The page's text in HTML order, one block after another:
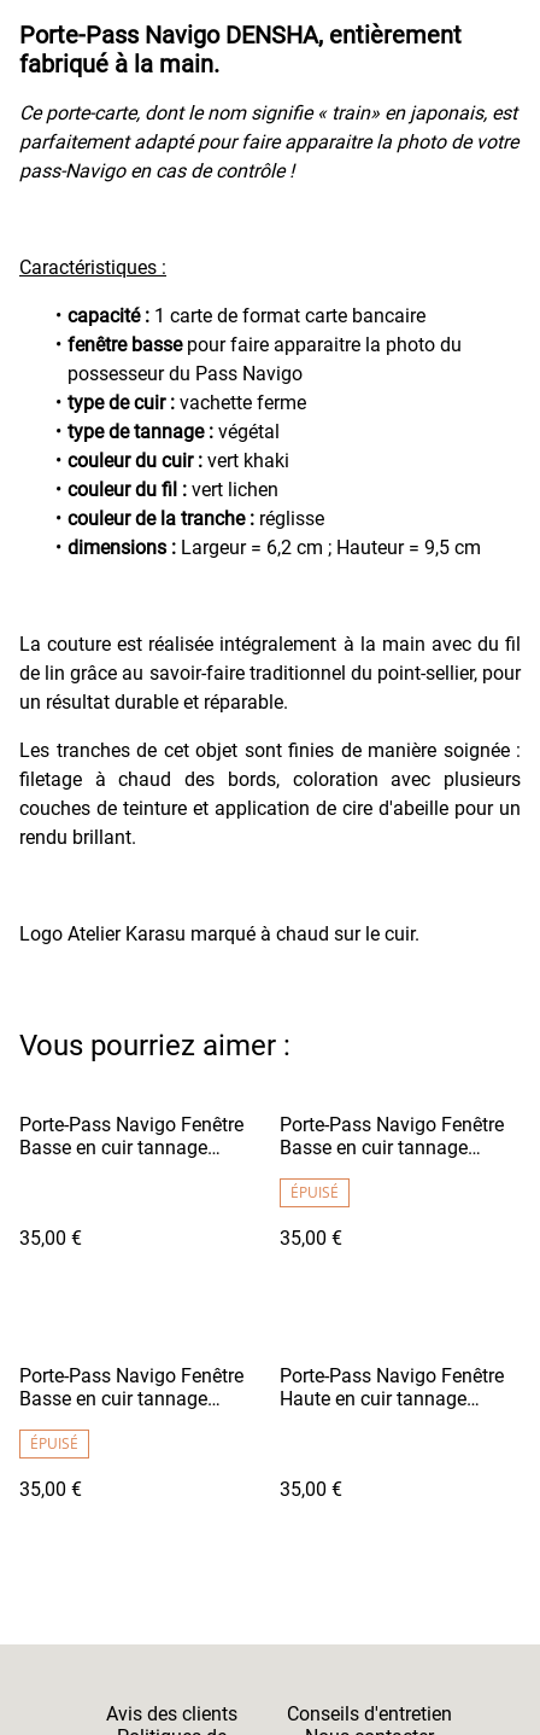
Porte-Pass Navigo DENSHA, entièrement
fabriqué à la main.
Ce porte-carte, dont le nom signifie « train» en japonais, est
parfaitement adapté pour faire apparaitre la photo de votre
pass-Navigo en cas de contrôle !
Caractéristiques :
capacité : 1 carte de format carte bancaire
fenêtre bassepour faire apparaitre la photo du
possesseur du Pass Navigo
type de cuir : vachette ferme
type de tannage : végétal
couleur du cuir : vert khaki
couleur du fil : vert lichen
couleur de la tranche : réglisse
dimensions : Largeur = 6,2 cm ; Hauteur = 9,5 cm
La couture est réalisée intégralement à la main avec du fil
de lin grâce au savoir-faire traditionnel du point-sellier, pour
un résultat durable et réparable.
Les tranches de cet objet sont finies de manière soignée :
filetage à chaud des bords, coloration avec plusieurs
couches de teinture et application de cire d'abeille pour un
rendu brillant.
Logo Atelier Karasu marqué à chaud sur le cuir.
Vous pourriez aimer :
Porte-Pass Navigo Fenêtre
Basse en cuir tannage
35,00 €
Porte-Pass Navigo Fenêtre
Basse en cuir tannage
Pomme
ÉPUISÉ
35,00 €
Porte-Pass Navigo Fenêtre
Basse en cuir tannage
Grainé
ÉPUISÉ
35,00 €
Porte-Pass Navigo Fenêtre
Haute en cuir tannage
35,00 €
Avis des clients
Conseils d'entretien